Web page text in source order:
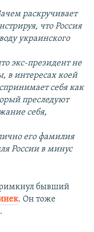
раскручивает
что Россия
украинского
экс-президент не
в интересах коей
себя как
преследуют
себя,
его фамилия
России в минус
бывший
. Он тоже